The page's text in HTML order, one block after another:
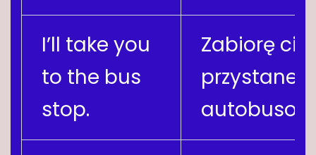
I’ll take you
to the bus
stop.
Zabiorę cię
przystanek